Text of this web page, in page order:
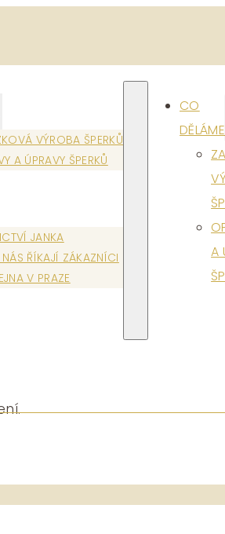
VÝROBA ŠPERKŮ
A ÚPRAVY ŠPERKŮ
JANKA
ŘÍKAJÍ ZÁKAZNÍCI
V PRAZE
CO
DĚLÁME
A